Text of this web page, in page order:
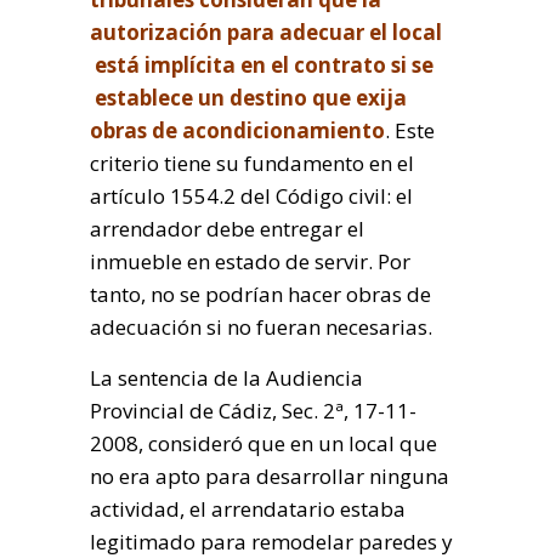
autorización para adecuar el local
está implícita en el contrato si se
establece un destino que exija
obras de acondicionamiento. Este
criterio tiene su fundamento en el
artículo 1554.2 del Código civil: el
arrendador debe entregar el
inmueble en estado de servir. Por
tanto, no se podrían hacer obras de
adecuación si no fueran necesarias.
La sentencia de la Audiencia
Provincial de Cádiz, Sec. 2ª, 17-11-
2008, consideró que en un local que
no era apto para desarrollar ninguna
actividad, el arrendatario estaba
legitimado para remodelar paredes y